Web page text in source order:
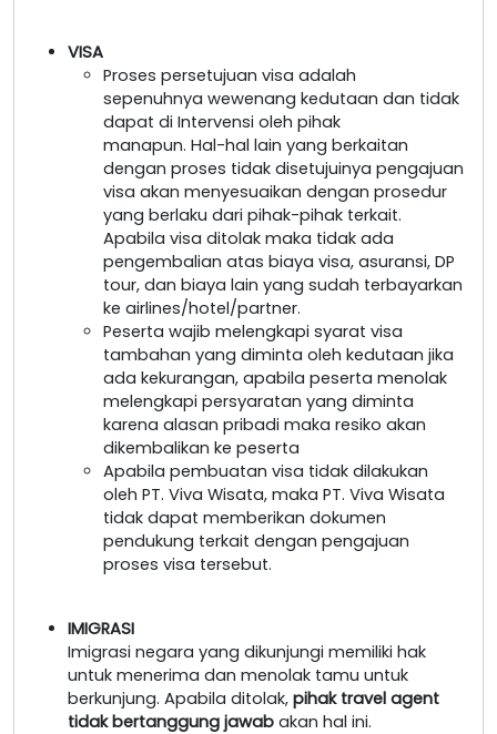
VISA
Proses persetujuan visa adalah
sepenuhnya wewenang kedutaan dan tidak
dapat di Intervensi oleh pihak
manapun. Hal-hal lain yang berkaitan
dengan proses tidak disetujuinya pengajuan
visa akan menyesuaikan dengan prosedur
yang berlaku dari pihak-pihak terkait.
Apabila visa ditolak maka tidak ada
pengembalian atas biaya visa, asuransi, DP
tour, dan biaya lain yang sudah terbayarkan
ke airlines/hotel/partner.
Peserta wajib melengkapi syarat visa
tambahan yang diminta oleh kedutaan jika
ada kekurangan, apabila peserta menolak
melengkapi persyaratan yang diminta
karena alasan pribadi maka resiko akan
dikembalikan ke peserta
Apabila pembuatan visa tidak dilakukan
oleh PT. Viva Wisata, maka PT. Viva Wisata
tidak dapat memberikan dokumen
pendukung terkait dengan pengajuan
proses visa tersebut.
IMIGRASI
Imigrasi negara yang dikunjungi memiliki hak
untuk menerima dan menolak tamu untuk
berkunjung. Apabila ditolak, pihak travel agent
tidak bertanggung jawab akan hal ini.